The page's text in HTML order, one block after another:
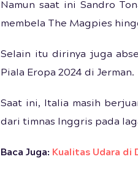
Namun saat ini Sandro
membela The Magpies
Selain itu dirinya juga
Piala Eropa 2024 di Jerman.
Saat ini, Italia masih
dari timnas Inggris pada
Baca Juga: Kualitas Udara di